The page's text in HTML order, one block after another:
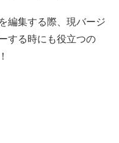
編集する際、現バージ
する時にも役立つの